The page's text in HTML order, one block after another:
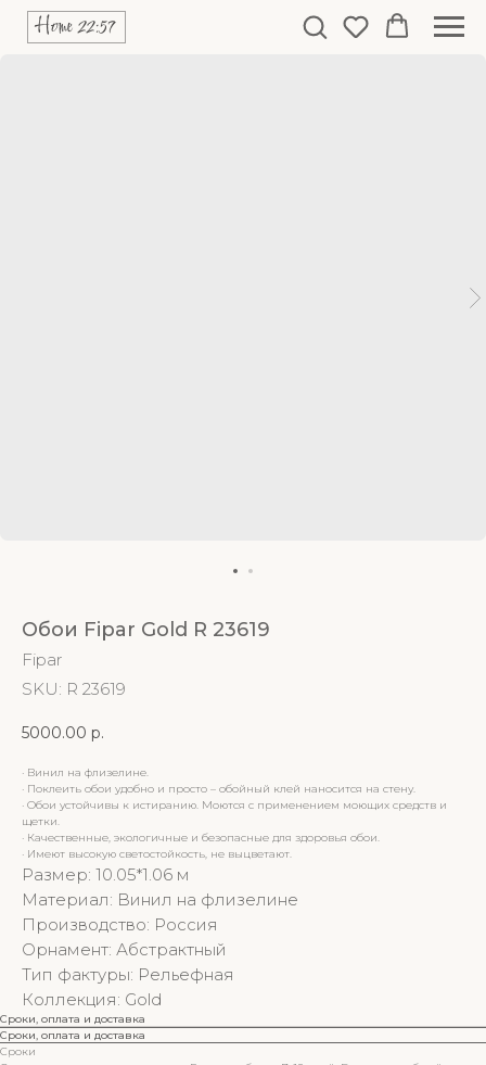
Обои Fipar Gold R 23619
Fipar
SKU: R 23619
5000.00 р.
· Винил на флизелине.
· Поклеить обои удобно и просто – обойный клей наносится на стену.
· Обои устойчивы к истиранию. Моются с применением моющих средств и
щетки.
· Качественные, экологичные и безопасные для здоровья обои.
· Имеют высокую светостойкость, не выцветают.
Размер: 10.05*1.06 м
Материал: Винил на флизелине
Производство: Россия
Орнамент: Абстрактный
Тип фактуры: Рельефная
Коллекция: Gold
Сроки, оплата и доставка
Сроки, оплата и доставка
Сроки